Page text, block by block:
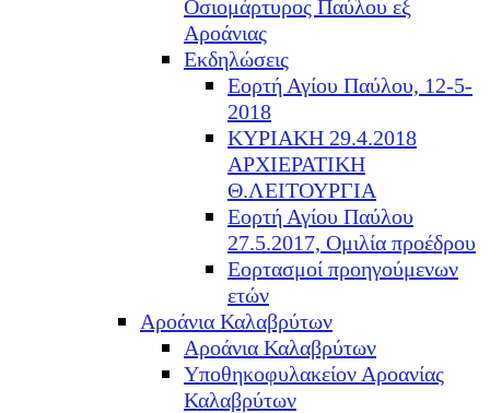
Οσιομάρτυρος Παύλου εξ
Αροάνιας
Εκδηλώσεις
Εορτή Αγίου Παύλου, 12-5-
2018
ΚΥΡΙΑΚΗ 29.4.2018
ΑΡΧΙΕΡΑΤΙΚΗ
Θ.ΛΕΙΤΟΥΡΓΙΑ
Εορτή Αγίου Παύλου
27.5.2017, Ομιλία προέδρου
Εορτασμοί προηγούμενων
ετών
Αροάνια Καλαβρύτων
Αροάνια Καλαβρύτων
Υποθηκοφυλακείον Αροανίας
Καλαβρύτων